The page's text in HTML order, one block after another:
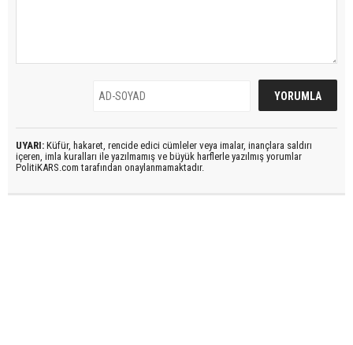
UYARI: Küfür, hakaret, rencide edici cümleler veya imalar, inançlara saldırı
içeren, imla kuralları ile yazılmamış ve büyük harflerle yazılmış yorumlar
PolitiKARS.com tarafından onaylanmamaktadır.